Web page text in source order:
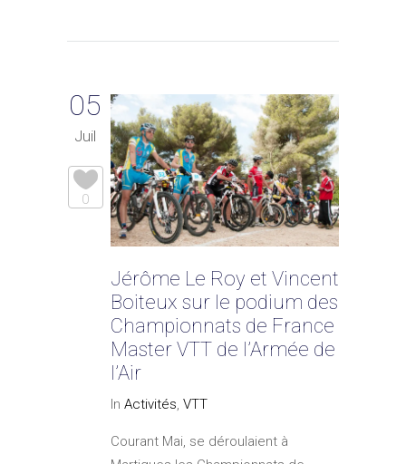
05
Juil
0
Jérôme Le Roy et Vincent
Boiteux sur le podium des
Championnats de France
Master VTT de l’Armée de
l’Air
In Activités VTT
Courant Mai, se déroulaient à